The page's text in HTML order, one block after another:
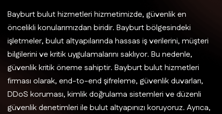
Bayburt bulut hizmetleri hizmetimizde, güvenlik en
öncelikli konularımızdan biridir. Bayburt bölgesindeki
işletmeler, bulut altyapılarında hassas iş verilerini, müşteri
bilgilerini ve kritik uygulamalarını saklıyor. Bu nedenle,
güvenlik kritik öneme sahiptir. Bayburt bulut hizmetleri
firması olarak, end-to-end şifreleme, güvenlik duvarları,
DDoS koruması, kimlik doğrulama sistemleri ve düzenli
güvenlik denetimleri ile bulut altyapınızı koruyoruz. Ayrıca,